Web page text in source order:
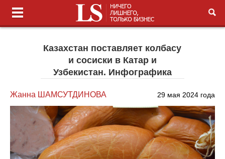
Казахстан поставляет колбасу
и сосиски в Катар и
Узбекистан. Инфографика
Жанна ШАМСУТДИНОВА 29 мая 2024 года